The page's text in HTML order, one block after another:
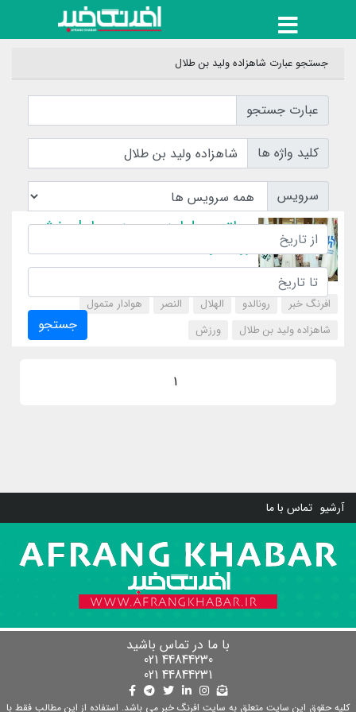
جستجو عبارت شاهزاده ولید بن طلال
عبارت جستجو
جستجو
کلید واژه ها
سرویس
مولتی میلیاردر سعودی عامل خشم
افرنگ خبر رونالدو الهلال النصر
هوادار متمول
شاهزاده ولید بن طلال
‌ورزش
1
آرشیو تماس با ما
با ما در تماس باشید
44844230 021
44844231 021
کلیه حقوق این سایت متعلق به سایت افرنگ خبر می باشد. استفاده از این مطالب فقط با